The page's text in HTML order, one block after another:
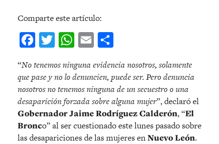
Comparte este artículo:
Facebook
Twitter
WhatsApp
Email
“No tenemos ninguna evidencia nosotros, solamente
que pase y no lo denuncien, puede ser. Pero denuncia
nosotros no tenemos ninguna de un secuestro o una
desaparición forzada sobre alguna mujer”, declaró el
Gobernador Jaime Rodríguez Calderón, “El
Bronco” al ser cuestionado este lunes pasado sobre
las desapariciones de las mujeres enNuevo León.